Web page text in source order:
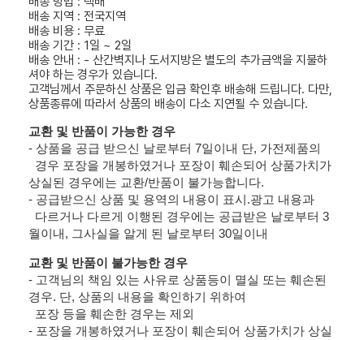
배송 지역 : 전국지역
배송 비용 : 무료
배송 기간 : 1일 ~ 2일
배송 안내 : - 산간벽지나 도서지방은 별도의 추가금액을 지불하
셔야 하는 경우가 있습니다.
고객님께서 주문하신 상품은 입금 확인후 배송해 드립니다. 다만,
상품종류에 따라서 상품의 배송이 다소 지연될 수 있습니다.
교환 및 반품이 가능한 경우
- 상품을 공급 받으신 날로부터 7일이내 단, 가전제품의
경우 포장을 개봉하였거나 포장이 훼손되어 상품가치가
상실된 경우에는 교환/반품이 불가능합니다.
- 공급받으신 상품 및 용역의 내용이 표시.광고 내용과
다르거나 다르게 이행된 경우에는 공급받은 날로부터 3
월이내, 그사실을 알게 된 날로부터 30일이내
교환 및 반품이 불가능한 경우
- 고객님의 책임 있는 사유로 상품등이 멸실 또는 훼손된
경우. 단, 상품의 내용을 확인하기 위하여
포장 등을 훼손한 경우는 제외
- 포장을 개봉하였거나 포장이 훼손되어 상품가치가 상실